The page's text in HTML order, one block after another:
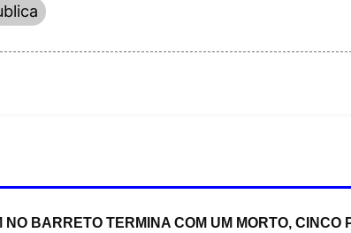
NO BARRETO TERMINA COM UM MORTO,